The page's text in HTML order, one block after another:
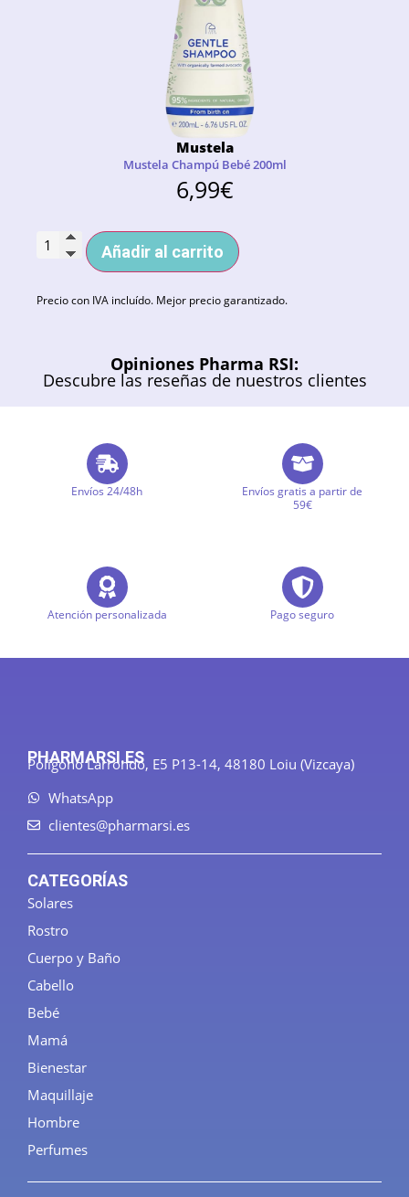
Mustela
Mustela Champú Bebé 200ml
6,99€
Añadir al carrito
Precio con IVA incluído. Mejor precio garantizado.
Opiniones Pharma RSI:
Descubre las reseñas de nuestros clientes
Envíos 24/48h
Envíos gratis a partir de
59€
Atención personalizada Pago seguro
PHARMARSI.ES
Polígono Larrondo, E5 P13-14, 48180 Loiu (Vizcaya)
WhatsApp
clientes@pharmarsi.es
CATEGORÍAS
Solares
Rostro
Cuerpo y Baño
Cabello
Bebé
Mamá
Bienestar
Maquillaje
Hombre
Perfumes